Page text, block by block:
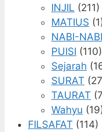
INJIL (211)
MATIUS
NABI-NABI
PUISI (110)
Sejarah
SURAT
TAURAT
Wahyu
FILSAFAT (114)